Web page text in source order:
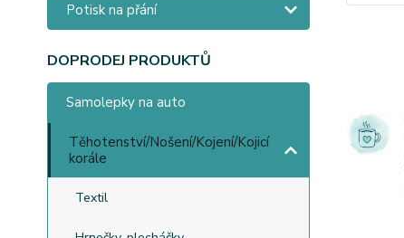
Potisk na přání
DOPRODEJ PRODUKTŮ
Samolepky na auto
Těhotenství/Nošení/Kojení/Kojicí
korále
Textil